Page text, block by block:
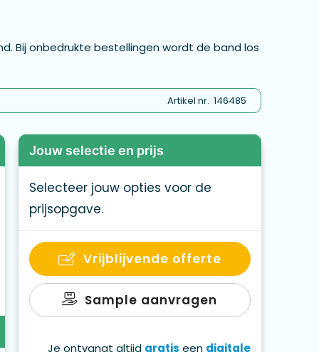
Bij onbedrukte bestellingen wordt de band los
Artikel nr. 146485
Jouw selectie en prijs
Selecteer jouw opties voor de
prijsopgave.
Vrijblijvende offerte
Sample aanvragen
Je ontvangt altijd gratis een digitale